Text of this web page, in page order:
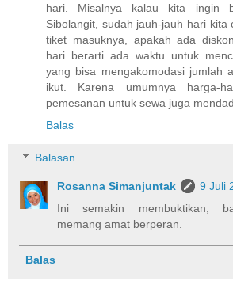
hari. Misalnya kalau kita ingin
Sibolangit, sudah jauh-jauh hari kita
tiket masuknya, apakah ada
hari berarti ada waktu untuk
yang bisa mengakomodasi jumlah
ikut. Karena umumnya harga-
pemesanan untuk sewa juga
Balas
Balasan
Rosanna Simanjuntak
9 Juli
Ini semakin membuktikan,
memang amat berperan.
Balas